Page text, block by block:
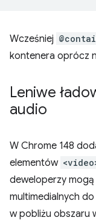
Wcześniej
kontenera oprócz
Leniwe
audio
W Chrome 148
elementów
deweloperzy
multimedialnych
w pobliżu obszaru